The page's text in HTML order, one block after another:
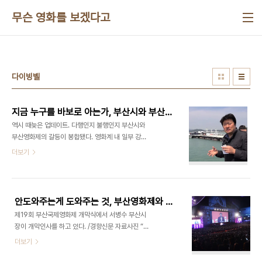
무슨 영화를 보겠다고
다이빙벨
지금 누구를 바보로 아는가, 부산시와 부산영화제
역시 때늦은 업데이트. 다행인지 불행인지 부산시와
부산영화제의 갈등이 봉합됐다. 영화계 내 일부 강경
세력은 여전히 불만을 표한다. 이후 전개 양상을 두고
몰의 진실을 밝히기 위함인지, 큰 차원에서의 국가 개
혁을 위함인지 알 수가 없다. 임권택 감독의 말마따나
“어쭙잖은 영화”일지도 모른다. 그래도 시작은 이었
다. 20년 역사를 지닌 아시아 최고의 영화축제, 부산
을 넘어선 한국문화계의 소중한 자산, 세계의 영화인
더보기
안도와주는게 도와주는 것, 부산영화제와 광주비엔날레의 경우
제19회 부산국제영화제 개막식에서 서병수 부산시
장이 개막인사를 하고 있다. /경향신문 자료사진 “너
는 안도와주는 게 도와주는 것”이라는 우스갯소리가
더보기